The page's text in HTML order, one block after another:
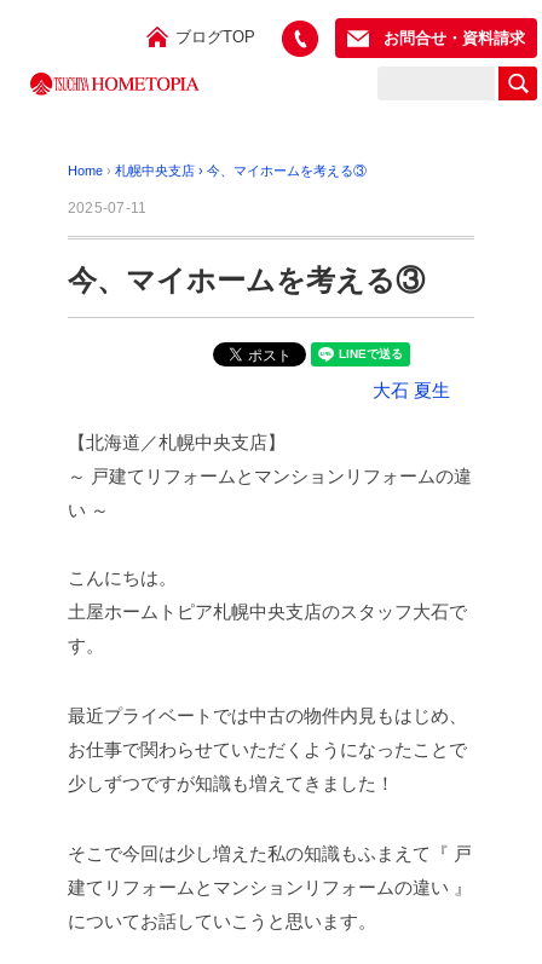
ブログTOP お問合せ・資料請求
Home › 札幌中央支店 › 今、マイホームを考える③
2025-07-11
今、マイホームを考える③
大石 夏生
【北海道／札幌中央支店】
～ 戸建てリフォームとマンションリフォームの違
い ～
こんにちは。
土屋ホームトピア札幌中央支店のスタッフ大石で
す。
最近プライベートでは中古の物件内見もはじめ、
お仕事で関わらせていただくようになったことで
少しずつですが知識も増えてきました！
そこで今回は少し増えた私の知識もふまえて『 戸
建てリフォームとマンションリフォームの違い 』
についてお話していこうと思います。